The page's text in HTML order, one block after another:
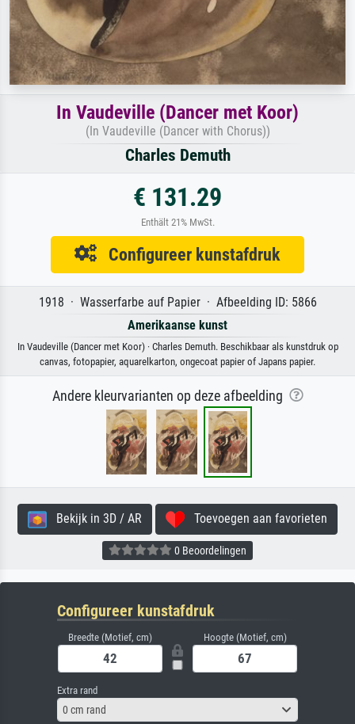
In Vaudeville (Dancer met Koor)
(In Vaudeville (Dancer with Chorus))
Charles Demuth
€ 131.29
Enthält 21% MwSt.
Configureer kunstafdruk
1918 · Wasserfarbe auf Papier · Afbeelding ID: 5866
Amerikaanse kunst
In Vaudeville (Dancer met Koor) · Charles Demuth. Beschikbaar als kunstdruk op
canvas, fotopapier, aquarelkarton, ongecoat papier of Japans papier.
Andere kleurvarianten op deze afbeelding
Bekijk in 3D / AR Toevoegen aan favorieten
0 Beoordelingen
Configureer kunstafdruk
Breedte (Motief, cm) Hoogte (Motief, cm)
Extra rand
0 cm rand